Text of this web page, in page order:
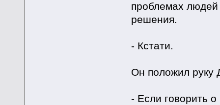
проблемах
решения.
- Кстати.
Он положил руку
- Если говорить